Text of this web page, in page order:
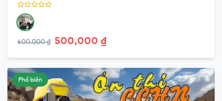
600,000 ₫ 500,000 ₫
Phổ biến